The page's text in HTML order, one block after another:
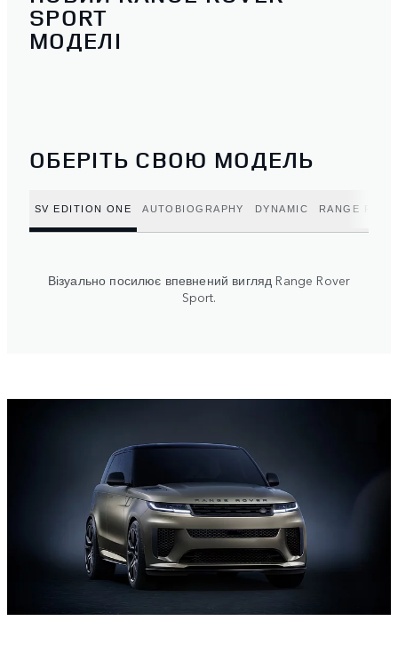
SPORT
МОДЕЛІ
ОБЕРІТЬ СВОЮ МОДЕЛЬ
SV EDITION ONE AUTOBIOGRAPHY DYNAMIC RANGE
Візуально посилює впевнений вигляд Range Rover
Sport.